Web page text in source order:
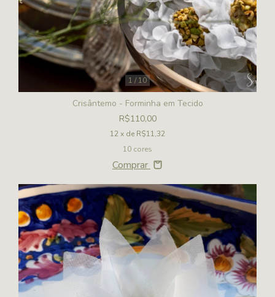
1 /10
Crisântemo - Forminha em Tecido
R$110,00
12x de R$11,32
10 cores
Comprar